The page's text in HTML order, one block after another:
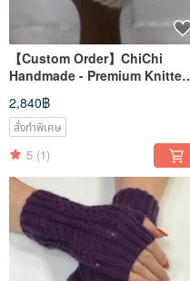
【Custom Order】ChiChi
Handmade - Premium Knitted
Handcrafted
2,840฿
สั่งทำพิเศษ
5 (1)